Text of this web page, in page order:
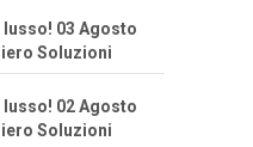
lusso! 03 Agosto
Soluzioni
lusso! 02 Agosto
Soluzioni